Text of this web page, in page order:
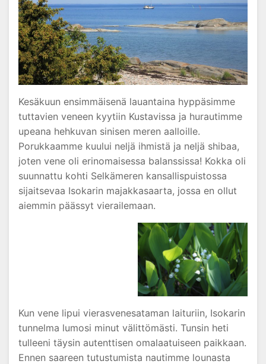
Kesäkuun ensimmäisenä lauantaina hyppäsimme
tuttavien veneen kyytiin Kustavissa ja hurautimme
upeana hehkuvan sinisen meren aalloille.
Porukkaamme kuului neljä ihmistä ja neljä shibaa,
joten vene oli erinomaisessa balanssissa! Kokka oli
suunnattu kohti Selkämeren kansallispuistossa
sijaitsevaa Isokarin majakkasaarta, jossa en ollut
aiemmin päässyt vierailemaan.
Kun vene lipui vierasvenesataman laituriin, Isokarin
tunnelma lumosi minut välittömästi. Tunsin heti
tulleeni täysin autenttisen omalaatuiseen paikkaan.
Ennen saareen tutustumista nautimme lounasta